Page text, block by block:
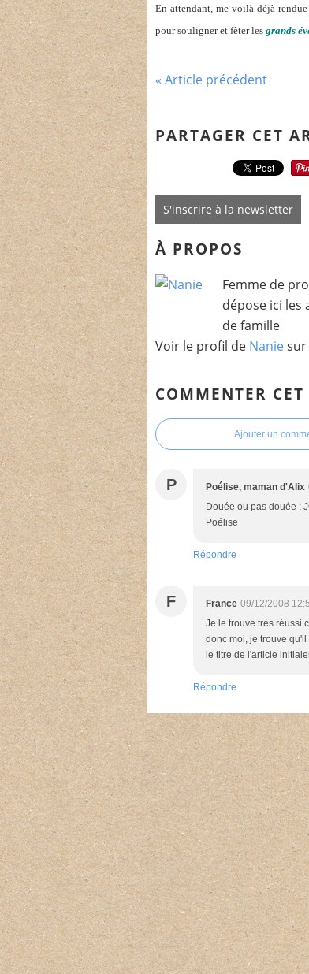
En attendant, me voilà déjà
pour souligner et fêter les grands
« Article précédent
PARTAGER CET
S'inscrire à la newsletter
À PROPOS
Femme de
dépose ici les
de famille
Voir le profil de Naniesur
COMMENTER CET
Ajouter un
P Poélise, maman d'Alix
Douée ou pas douée :
Poélise
Répondre
F France 09/12/2008
Je le trouve très réussi
donc moi, je trouve
le titre de l'article
Répondre